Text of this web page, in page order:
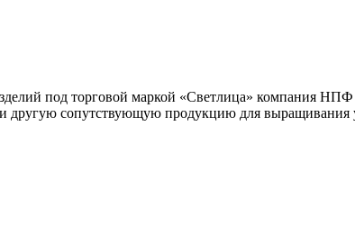
под торговой маркой «Светлица» компания
другую сопутствующую продукцию для выращивания